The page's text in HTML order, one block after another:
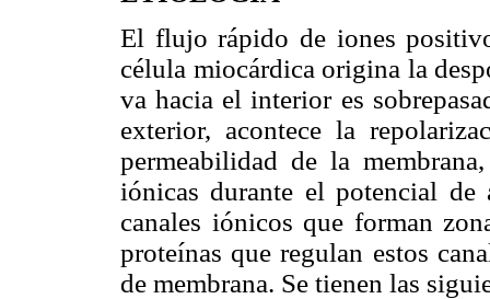
El flujo rápido de iones
célula miocárdica origina la
va hacia el interior es
exterior, acontece la
permeabilidad de la
iónicas durante el potencial
canales iónicos que forman
proteínas que regulan estos
de membrana. Se tienen las